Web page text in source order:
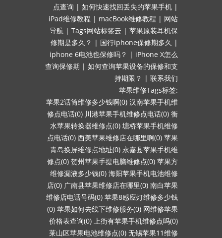
点查询 | 如何快速找回丢失的苹果手机 |
iPad维修教程 | macBook维修教程 | 网站
导航 | Tags网站标签云 | 苹果原装耳机保
修期是多久？ | 国行iphone保修期多久 |
iphone 6电池也保修吗？ | iPhone X怎么
查询保修期 | 如何查询苹果设备的保修和支
持期限？ | 联系我们
苹果维修Tags标签:
苹果2话筒维修多少钱啊(0) 汉南苹果手机维
修点电话(0) 川港苹果手机维修点电话(0) 衡
水苹果转换器维修点(0) 塘桥苹果手机维修
点电话(0) 西美苹果维修店在哪里啊(0) 苹果
青岛换屏维修点地址(0) 永嘉县苹果手机维
修点(0) 贺州苹果手提电脑维修点(0) 苹果方
维修漏液多少钱(0) 海阳苹果手机电池维修
店(0) 广南县苹果维修店在哪里(0) 南白苹果
维修店电话号码(0) 苹果8感应灯维修多少钱
(0) 苹果如何去线下维修服务(0) 网维修苹果
价格表查询(0) 上街有苹果手机维修点吗(0)
莱山区苹果电池维修点(0) 无锡苹果11维修